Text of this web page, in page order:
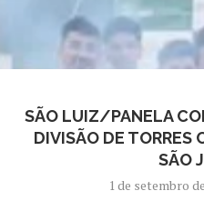
SÃO LUIZ/PANELA
DIVISÃO DE TORRES
SÃO
1 de setembro